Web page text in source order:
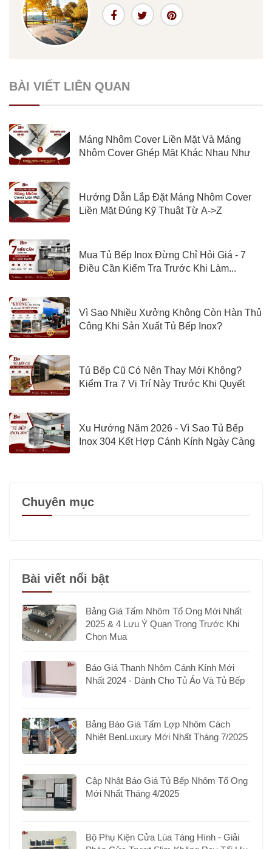
BÀI VIẾT LIÊN QUAN
Máng Nhôm Cover Liền Mặt Và Máng
Nhôm Cover Ghép Mặt Khác Nhau Như
Hướng Dẫn Lắp Đặt Máng Nhôm Cover
Liền Mặt Đúng Kỹ Thuật Từ A->Z
Mua Tủ Bếp Inox Đừng Chỉ Hỏi Giá - 7
Điều Cần Kiểm Tra Trước Khi Làm...
Vì Sao Nhiều Xưởng Không Còn Hàn Thủ
Công Khi Sản Xuất Tủ Bếp Inox?
Tủ Bếp Cũ Có Nên Thay Mới Không?
Kiểm Tra 7 Vị Trí Này Trước Khi Quyết
Xu Hướng Năm 2026 - Vì Sao Tủ Bếp
Inox 304 Kết Hợp Cánh Kính Ngày Càng
Chuyên mục
Bài viết nổi bật
Bảng Giá Tấm Nhôm Tổ Ong Mới Nhất
2025 & 4 Lưu Ý Quan Trọng Trước Khi
Chọn Mua
Báo Giá Thanh Nhôm Cánh Kính Mới
Nhất 2024 - Dành Cho Tủ Áo Và Tủ Bếp
Bảng Báo Giá Tấm Lợp Nhôm Cách
Nhiệt BenLuxury Mới Nhất Tháng 7/2025
Cập Nhật Báo Giá Tủ Bếp Nhôm Tổ Ong
Mới Nhất Tháng 4/2025
Bộ Phụ Kiện Cửa Lùa Tàng Hình - Giải